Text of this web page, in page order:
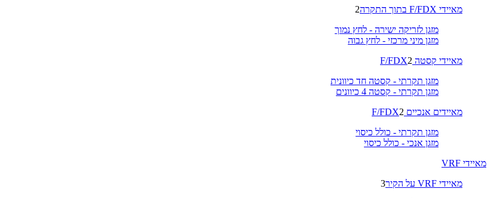
מאיידי F/FDX בתוך התקרה
2
מזגן לזריקה ישירה - לחץ נמוך
מזגן מיני מרכזי - לחץ גבוה
מאיידי קסטה F/FDX 2
מזגן תקרתי - קסטה חד כיוונית
מזגן תקרתי - קסטה 4 כיוונים
מאיידים אנכיים F/FDX 2
מזגן תקרתי - כולל כיסוי
מזגן אנכי - כולל כיסוי
מאיידי VRF
מאיידי VRF על הקיר
3